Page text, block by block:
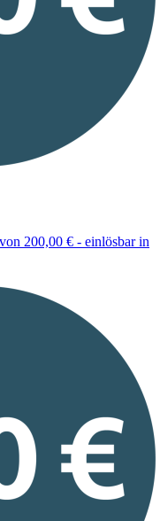
200,00 € - einlösbar in